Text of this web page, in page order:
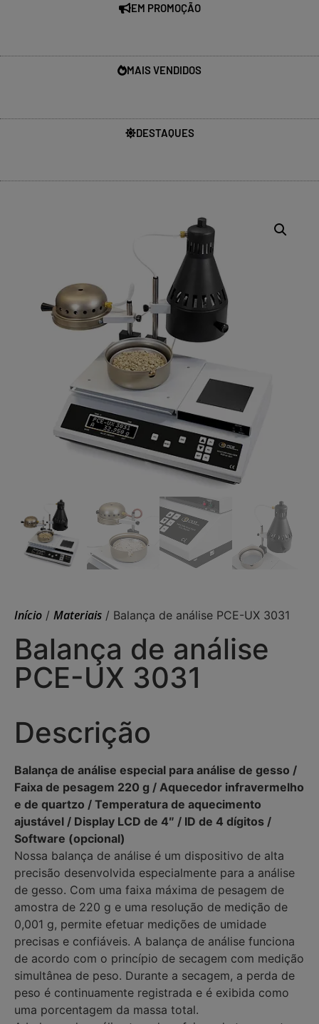
EM PROMOÇÃO
MAIS VENDIDOS
DESTAQUES
Início / Materiais / Balança de análise PCE-UX 3031
Balança de análise
PCE-UX 3031
Descrição
Balança de análise especial para análise de gesso /
Faixa de pesagem 220 g / Aquecedor infravermelho
e de quartzo / Temperatura de aquecimento
ajustável / Display LCD de 4″ / ID de 4 dígitos /
Software (opcional)
Nossa balança de análise é um dispositivo de alta
precisão desenvolvida especialmente para a análise
de gesso. Com uma faixa máxima de pesagem de
amostra de 220 g e uma resolução de medição de
0,001 g, permite efetuar medições de umidade
precisas e confiáveis. A balança de análise funciona
de acordo com o princípio de secagem com medição
simultânea de peso. Durante a secagem, a perda de
peso é continuamente registrada e é exibida como
uma porcentagem da massa total.